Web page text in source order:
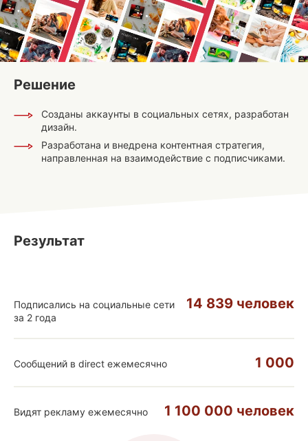
Решение
Созданы аккаунты в социальных сетях, разработан
дизайн.
Разработана и внедрена контентная стратегия,
направленная на взаимодействие с подписчиками.
Результат
Подписались на социальные сети
за 2 года
14 839 человек
Сообщений в direct ежемесячно 1 000
Видят рекламу ежемесячно 1 100 000 человек